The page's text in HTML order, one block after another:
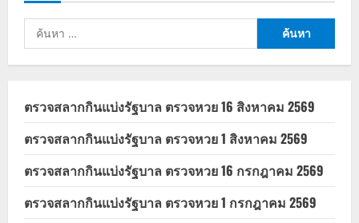
ค้นหา
สำหรับ:
ตรวจสลากกินแบ่งรัฐบาล ตรวจหวย 16 สิงหาคม 2569
ตรวจสลากกินแบ่งรัฐบาล ตรวจหวย 1 สิงหาคม 2569
ตรวจสลากกินแบ่งรัฐบาล ตรวจหวย 16 กรกฎาคม 2569
ตรวจสลากกินแบ่งรัฐบาล ตรวจหวย 1 กรกฎาคม 2569